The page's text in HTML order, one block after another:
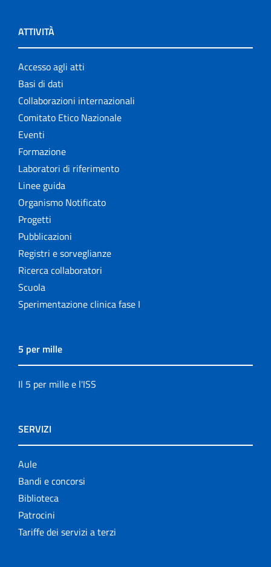
ATTIVITÀ
Accesso agli atti
Basi di dati
Collaborazioni internazionali
Comitato Etico Nazionale
Eventi
Formazione
Laboratori di riferimento
Linee guida
Organismo Notificato
Progetti
Pubblicazioni
Registri e sorveglianze
Ricerca collaboratori
Scuola
Sperimentazione clinica fase I
5 per mille
Il 5 per mille e l'ISS
SERVIZI
Aule
Bandi e concorsi
Biblioteca
Patrocini
Tariffe dei servizi a terzi